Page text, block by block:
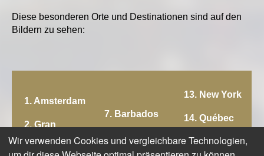
Diese besonderen Orte und Destinationen sind auf den
Bildern zu sehen:
1. Amsterdam
2. Gran
Canaria
7. Barbados
8. Tallinn
13. New York
14. Québec
15.
Wir verwenden Cookies und vergleichbare Technologien,